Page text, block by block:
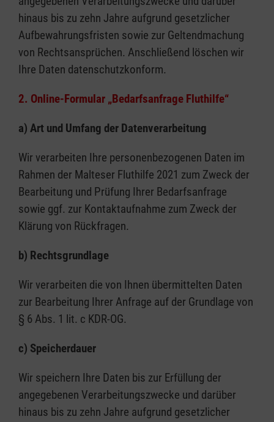
hinaus bis zu zehn Jahre aufgrund gesetzlicher
Aufbewahrungsfristen sowie zur Geltendmachung
von Rechtsansprüchen. Anschließend löschen wir
Ihre Daten datenschutzkonform.
2. Online-Formular „Bedarfsanfrage Fluthilfe“
a) Art und Umfang der Datenverarbeitung
Wir verarbeiten Ihre personenbezogenen Daten im
Rahmen der Malteser Fluthilfe 2021 zum Zweck der
Bearbeitung und Prüfung Ihrer Bedarfsanfrage
sowie ggf. zur Kontaktaufnahme zum Zweck der
Klärung von Rückfragen.
b) Rechtsgrundlage
Wir verarbeiten die von Ihnen übermittelten Daten
zur Bearbeitung Ihrer Anfrage auf der Grundlage von
§ 6 Abs. 1 lit. c KDR-OG.
c) Speicherdauer
Wir speichern Ihre Daten bis zur Erfüllung der
angegebenen Verarbeitungszwecke und darüber
hinaus bis zu zehn Jahre aufgrund gesetzlicher